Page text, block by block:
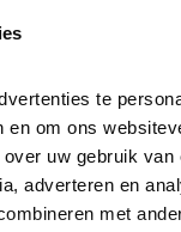
te
en om ons
uw gebruik van
adverteren en
met
– HET